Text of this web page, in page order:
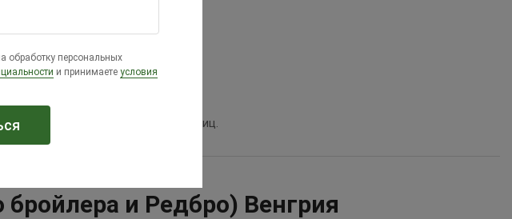
может принести 150-180 яиц.
и Редбро) Венгрия
обработку персональных
и принимаете условия